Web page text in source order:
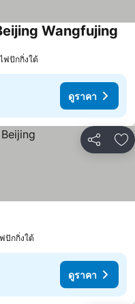
Wangfujing
ฟปักกิ่งใต้
ดูราคา
แชร์ เ
ปักกิ่งใต้
ดูราคา